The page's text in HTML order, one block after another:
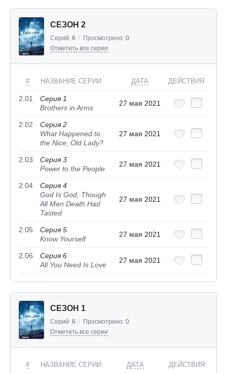
СЕЗОН 2
Серий: 6 / Просмотрено: 0
Отметить все серии
# НАЗВАНИЕ СЕРИИ ДАТА ДЕЙСТВИЯ
2.01
Серия 1
Brothers in Arms
27 мая 2021
2.02
Серия 2
What Happened to
the Nice, Old Lady?
27 мая 2021
2.03
Серия 3
Power to the People
27 мая 2021
2.04
Серия 4
God Is God, Though
All Men Death Had
Tasted
27 мая 2021
2.05
Серия 5
Know Yourself
27 мая 2021
2.06
Серия 6
All You Need Is Love
27 мая 2021
СЕЗОН 1
Серий: 6 / Просмотрено: 0
Отметить все серии
# НАЗВАНИЕ СЕРИИ ДАТА ДЕЙСТВИЯ